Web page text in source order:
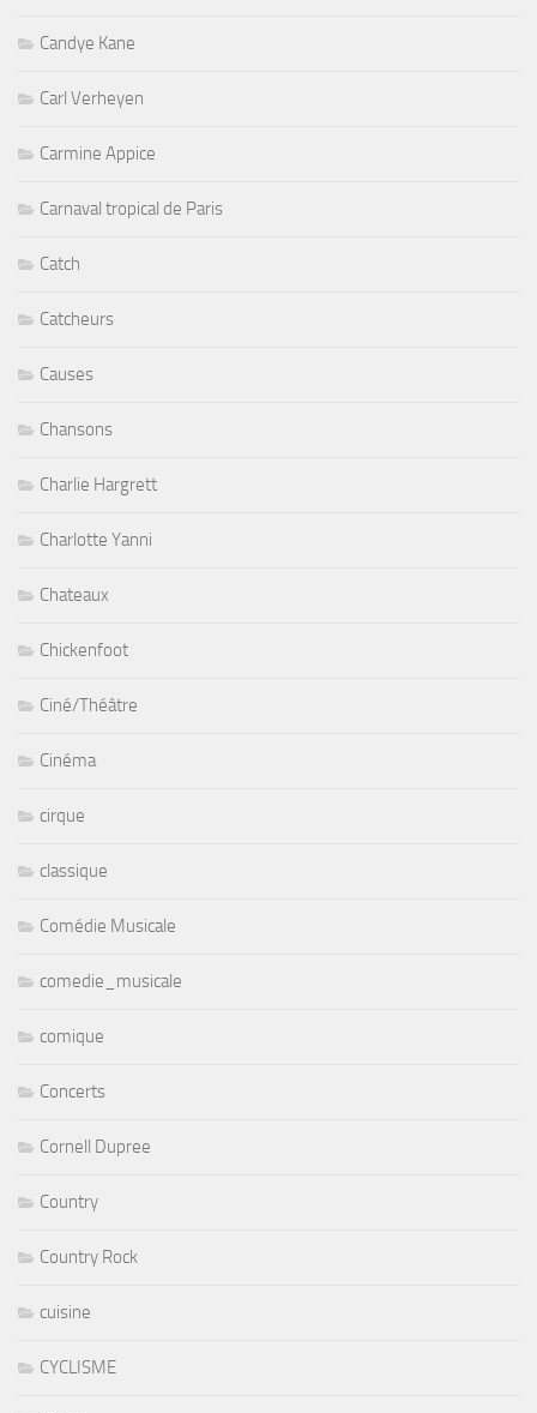
Candye Kane
Carl Verheyen
Carmine Appice
Carnaval tropical de Paris
Catch
Catcheurs
Causes
Chansons
Charlie Hargrett
Charlotte Yanni
Chateaux
Chickenfoot
Ciné/Théâtre
Cinéma
cirque
classique
Comédie Musicale
comedie_musicale
comique
Concerts
Cornell Dupree
Country
Country Rock
cuisine
CYCLISME